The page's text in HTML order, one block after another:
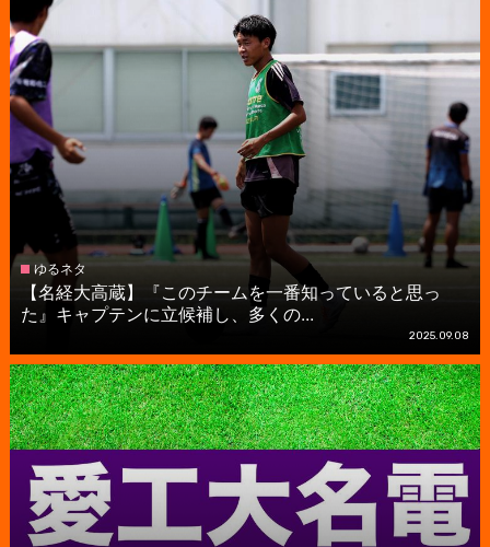
ゆるネタ
【名経大高蔵】『このチームを一番知っていると思っ
た』キャプテンに立候補し、多くの...
2025.09.08